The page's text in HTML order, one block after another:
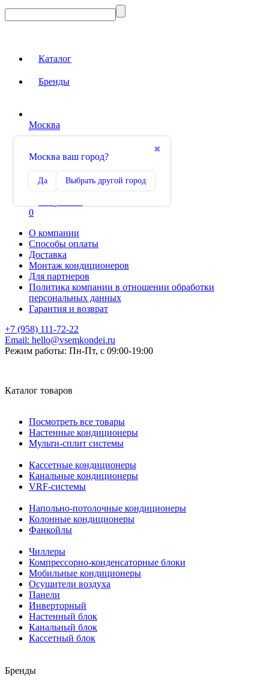
Каталог
Бренды
Москва
✖
Москва ваш город?
Да Выбрать другой город
Сравнение
0
О компании
Способы оплаты
Доставка
Монтаж кондиционеров
Для партнеров
Политика компании в отношении обработки
персональных данных
Гарантия и возврат
+7 (958) 111-72-22
Email: hello@vsemkondei.ru
Режим работы: Пн-Пт, с 09:00-19:00
Каталог товаров
Посмотреть все товары
Настенные кондиционеры
Мульти-сплит системы
Кассетные кондиционеры
Канальные кондиционеры
VRF-системы
Напольно-потолочные кондиционеры
Колонные кондиционеры
Фанкойлы
Чиллеры
Компрессорно-конденсаторные блоки
Мобильные кондиционеры
Осушители воздуха
Панели
Инверторный
Настенный блок
Канальный блок
Кассетный блок
Бренды